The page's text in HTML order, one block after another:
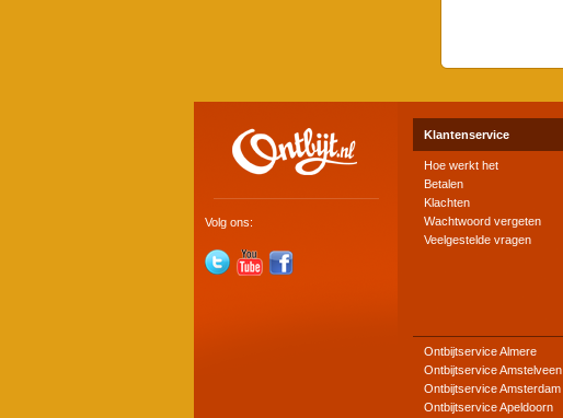
Volg ons:
Klantenservice
Hoe werkt het
Betalen
Klachten
Wachtwoord vergeten
Veelgestelde vragen
Ontbijtservice Almere
Ontbijtservice Amstelveen
Ontbijtservice Amsterdam
Ontbijtservice Apeldoorn